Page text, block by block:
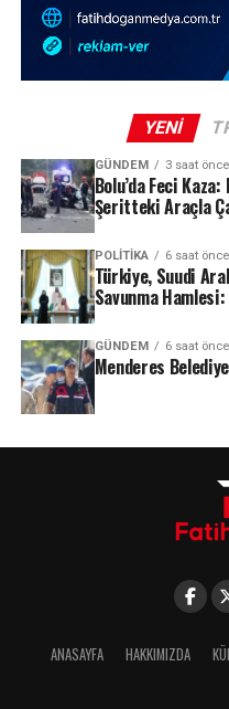
YENI
GÜNDEM 3 saat önce
Bolu’da Feci
Şeritteki Araçla
POLITIKA 6 saat önce
Türkiye, Suudi
Savunma Hamlesi:
GÜNDEM 6 saat önce
Menderes
ANASAYFA HAKKIMIZDA